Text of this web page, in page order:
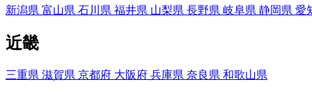
新潟県 富山県 石川県 福井県 山梨県 長野県 岐阜県 静岡県 愛
近畿
三重県 滋賀県 京都府 大阪府 兵庫県 奈良県 和歌山県